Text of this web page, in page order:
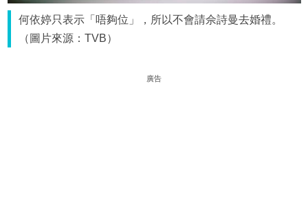
何依婷只表示「唔夠位」，所以不會請佘詩曼去婚禮。
（圖片來源：TVB）
廣告